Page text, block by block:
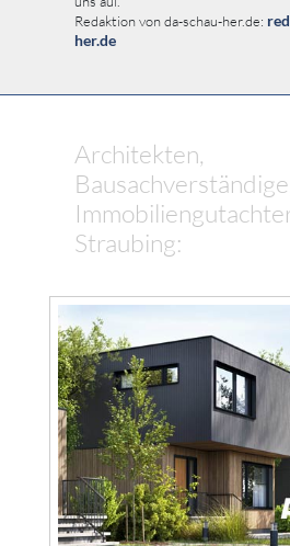
Redaktion von da-schau-her.de:
her.de
Architekten,
Straubing: